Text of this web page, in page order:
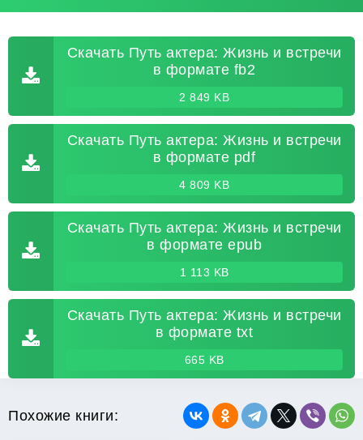
Скачать Путь актера: Жизнь и встречи
в формате fb2
2 849 KB
Скачать Путь актера: Жизнь и встречи
в формате pdf
4 809 KB
Скачать Путь актера: Жизнь и встречи
в формате epub
1 113 KB
Скачать Путь актера: Жизнь и встречи
в формате txt
665 KB
Похожие книги: